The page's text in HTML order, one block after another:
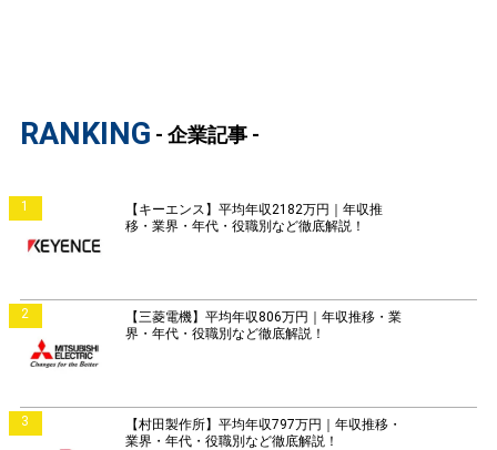
RANKING - 企業記事 -
1
【キーエンス】平均年収2182万円｜年収推
移・業界・年代・役職別など徹底解説！
2
【三菱電機】平均年収806万円｜年収推移・業
界・年代・役職別など徹底解説！
3
【村田製作所】平均年収797万円｜年収推移・
業界・年代・役職別など徹底解説！